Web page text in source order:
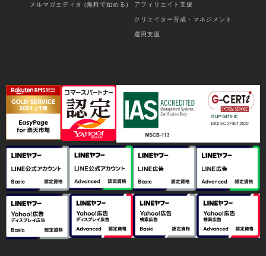
メルマガエディタ (無料で始める) アフィリエイト支援
クリエイター育成・マネジメント
運用支援